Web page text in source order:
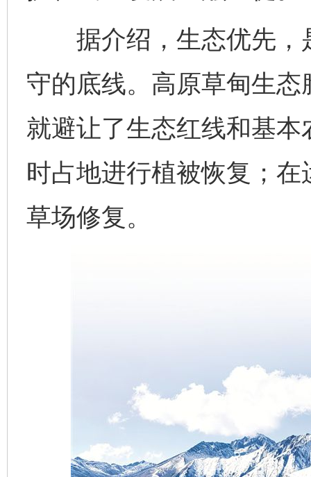
据介绍，生态优先，
守的底线。高原草甸生
就避让了生态红线和基
时占地进行植被恢复；
草场修复。